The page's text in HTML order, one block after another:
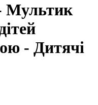
Мультик
- Дитячі